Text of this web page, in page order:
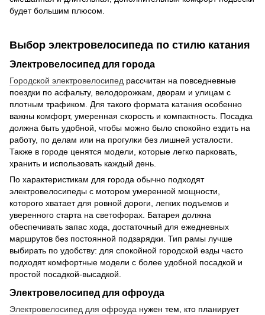
будет большим плюсом.
Выбор электровелосипеда по стилю катания
Электровелосипед для города
Городской электровелосипед рассчитан на повседневные
поездки по асфальту, велодорожкам, дворам и улицам с
плотным трафиком. Для такого формата катания особенно
важны комфорт, умеренная скорость и компактность. Посадка
должна быть удобной, чтобы можно было спокойно ездить на
работу, по делам или на прогулки без лишней усталости.
Также в городе ценятся модели, которые легко парковать,
хранить и использовать каждый день.
По характеристикам для города обычно подходят
электровелосипеды с мотором умеренной мощности,
которого хватает для ровной дороги, легких подъемов и
уверенного старта на светофорах. Батарея должна
обеспечивать запас хода, достаточный для ежедневных
маршрутов без постоянной подзарядки. Тип рамы лучше
выбирать по удобству: для спокойной городской езды часто
подходят комфортные модели с более удобной посадкой и
простой посадкой-высадкой.
Электровелосипед для офроуда
Электровелосипед для офроуда нужен тем, кто планирует